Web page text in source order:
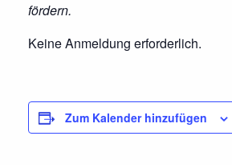
fördern.
Keine Anmeldung erforderlich.
Zum Kalender hinzufügen